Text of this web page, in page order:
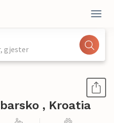
gjester
, Kroatia